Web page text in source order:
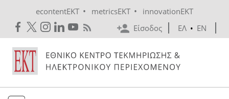
econtentEKT • metricsEKT •
innovationEKT
Είσοδος
ΕΛ • EN